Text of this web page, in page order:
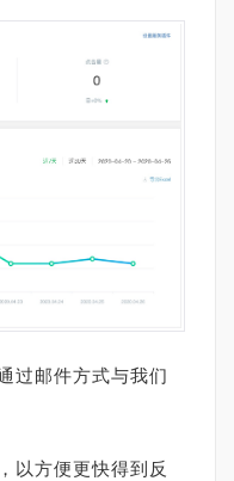
过邮件方式与我们
以方便更快得到反